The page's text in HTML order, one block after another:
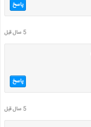
پاسخ
5 سال قبل
پاسخ
5 سال قبل